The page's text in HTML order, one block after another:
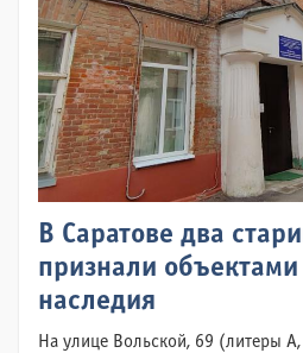
В Саратове два
признали объектами
наследия
На улице Вольской, 69 (литеры